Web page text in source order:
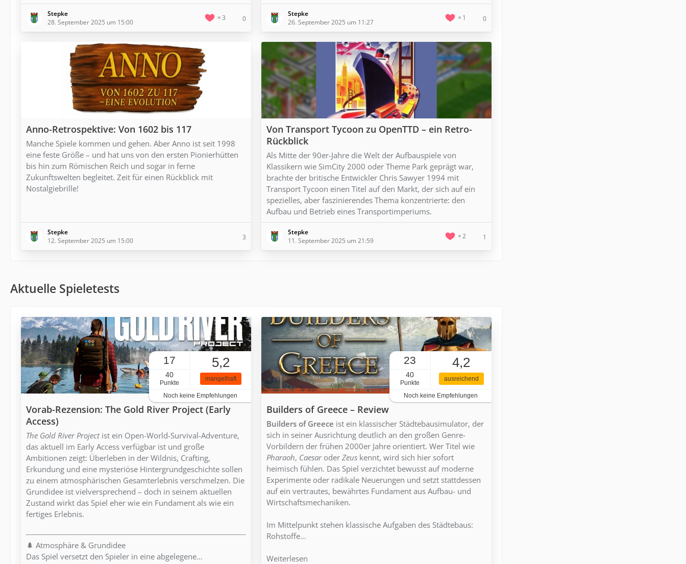
Stepke
28. September 2025 um 15:00
3 0
Stepke
26. September 2025 um 11:27
1 0
Anno-Retrospektive: Von 1602 bis 117
Manche Spiele kommen und gehen. Aber Anno ist seit 1998
eine feste Größe – und hat uns von den ersten Pionierhütten
bis hin zum Römischen Reich und sogar in ferne
Zukunftswelten begleitet. Zeit für einen Rückblick mit
Nostalgiebrille!
Stepke
12. September 2025 um 15:00
3
Von Transport Tycoon zu OpenTTD – ein Retro-
Rückblick
Als Mitte der 90er-Jahre die Welt der Aufbauspiele von
Klassikern wie SimCity 2000 oder Theme Park geprägt war,
brachte der britische Entwickler Chris Sawyer 1994 mit
Transport Tycoon einen Titel auf den Markt, der sich auf ein
spezielles, aber faszinierendes Thema konzentrierte: den
Aufbau und Betrieb eines Transportimperiums.
Stepke
11. September 2025 um 21:59
2 1
Aktuelle Spieletests
17
40
Punkte
5,2
mangelhaft
Noch keine Empfehlungen
Vorab-Rezension: The Gold River Project (Early
Access)
The Gold River Projectist ein Open-World-Survival-Adventure,
das aktuell im Early Access verfügbar ist und große
Ambitionen zeigt: Überleben in der Wildnis, Crafting,
Erkundung und eine mysteriöse Hintergrundgeschichte sollen
zu einem atmosphärischen Gesamterlebnis verschmelzen. Die
Grundidee ist vielversprechend – doch in seinem aktuellen
Zustand wirkt das Spiel eher wie ein Fundament als wie ein
fertiges Erlebnis.
🌲 Atmosphäre & Grundidee
Das Spiel versetzt den Spieler in eine abgelegene…
23
40
Punkte
4,2
ausreichend
Noch keine Empfehlungen
Builders of Greece – Review
Builders of Greece ist ein klassischer Städtebausimulator, der
sich in seiner Ausrichtung deutlich an den großen Genre-
Vorbildern der frühen 2000er Jahre orientiert. Wer Titel wie
Pharaoh, Caesaroder Zeus kennt, wird sich hier sofort
heimisch fühlen. Das Spiel verzichtet bewusst auf moderne
Experimente oder radikale Neuerungen und setzt stattdessen
auf ein vertrautes, bewährtes Fundament aus Aufbau- und
Wirtschaftsmechaniken.
Im Mittelpunkt stehen klassische Aufgaben des Städtebaus:
Rohstoffe…
Weiterlesen